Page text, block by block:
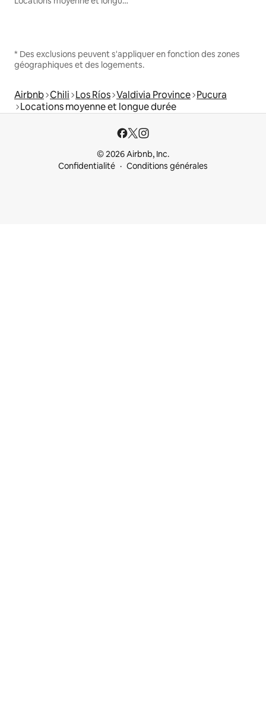
* Des exclusions peuvent s'appliquer en fonction des zones
géographiques et des logements.
Airbnb Chili Los Ríos Valdivia Province Pucura
Locations moyenne et longue durée
© 2026 Airbnb, Inc.
Confidentialité
Conditions générales